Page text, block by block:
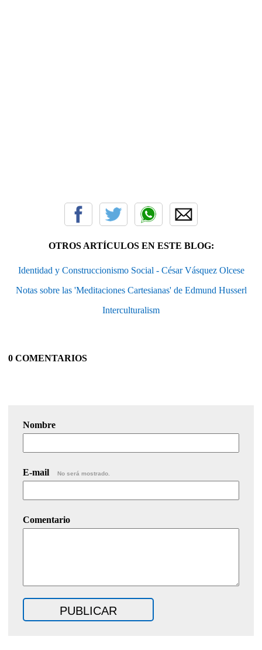
OTROS ARTÍCULOS EN ESTE BLOG:
Identidad y Construccionismo Social - César Vásquez Olcese
Notas sobre las 'Meditaciones Cartesianas' de Edmund Husserl
Interculturalism
0 COMENTARIOS
Nombre
E-mail No será mostrado.
Comentario